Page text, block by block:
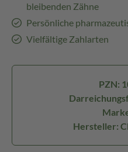
bleibenden Zähne
Persönliche
Vielfältige Zahlarten
PZN:
Hersteller: